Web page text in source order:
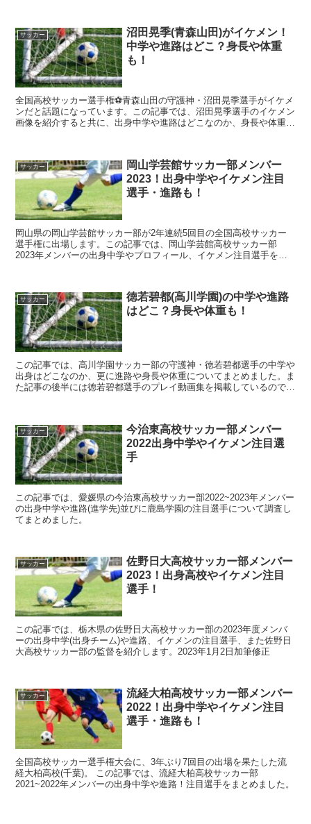
サッカー
沼田晃季(青森山田)がイケメン！
中学や進路はどこ？身長や体重
も！
全国高校サッカー選手権⚽青森山田の守護神・沼田晃季選手がイケメ
ンだと話題になっています。この記事では、沼田晃季選手のイケメン
画像を紹介すると共に、出身中学や進路はどこなのか、身長や体重に
サッカー
岡山学芸館サッカー部メンバー
2023！出身中学やイケメン注目
選手・進路も！
岡山県の岡山学芸館サッカー部が2年連続5回目の全国高校サッカー
選手権に出場します。この記事では、岡山学芸館高校サッカー部
2023年メンバーの出身中学やプロフィール、イケメン注目選手をま
サッカー
徳若碧都(高川学園)の中学や進路
はどこ？身長や体重も！
この記事では、高川学園サッカー部の守護神・徳若碧都選手の中学や
出身はどこなのか、更に進路や身長や体重についてまとめました。ま
た記事の後半には徳若碧都選手のプレイ動画集を掲載しているので合
サッカー
今治東高校サッカー部メンバー
2022出身中学やイケメン注目選
手
この記事では、愛媛県の今治東高校サッカー部2022~2023年メンバー
の出身中学や進路(進学先)並びに鹿島学園の注目選手について調査し
てまとめました。
サッカー
佐野日大高校サッカー部メンバー
2023！出身高校やイケメン注目
選手！
この記事では、栃木県の佐野日大高校サッカー部の2023年度メンバ
ーの出身中学(出身チーム)や進路、イケメンの注目選手、また佐野日
大高校サッカー部の監督を紹介します。2023年1月2日加筆修正
サッカー
流経大柏高校サッカー部メンバー
2022！出身中学やイケメン注目
選手・進路も！
全国高校サッカー選手権大会に、3年ぶり7回目の出場を果たした流
経大柏高校(千葉)。 この記事では、流経大柏高校サッカー部
2021~2022年メンバーの出身中学や進路！注目選手をまとめました。